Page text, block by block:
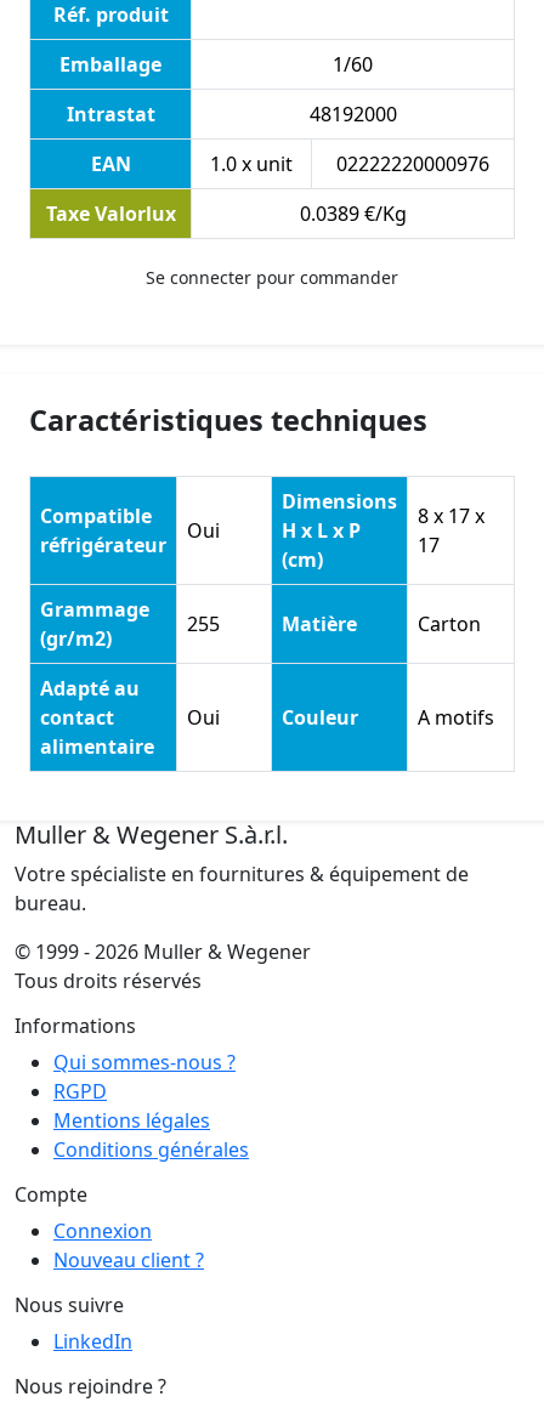
Réf. produit
Emballage
1/60
Intrastat
48192000
EAN
1.0 x unit
02222220000976
Taxe Valorlux
0.0389 €/Kg
Se connecter pour commander
Caractéristiques techniques
Compatible
réfrigérateur
Oui
Dimensions
H x L x P
(cm)
8 x 17 x
17
Grammage
(gr/m2)
255 Matière Carton
Adapté au
contact
alimentaire
Oui Couleur A motifs
Muller & Wegener S.à.r.l.
Votre spécialiste en fournitures & équipement de
bureau.
© 1999 - 2026 Muller & Wegener
Tous droits réservés
Informations
Qui sommes-nous ?
RGPD
Mentions légales
Conditions générales
Compte
Connexion
Nouveau client ?
Nous suivre
LinkedIn
Nous rejoindre ?